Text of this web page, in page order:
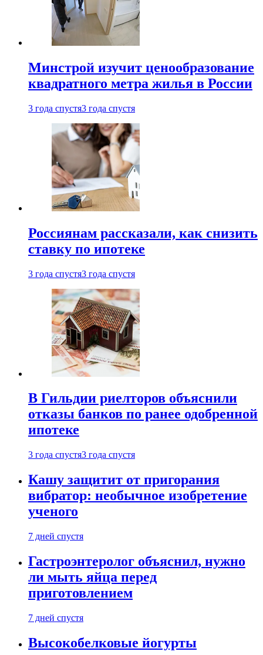
Минстрой изучит ценообразование
квадратного метра жилья в России
3 года спустя3 года спустя
Россиянам рассказали, как снизить
ставку по ипотеке
3 года спустя3 года спустя
В Гильдии риелторов объяснили
отказы банков по ранее одобренной
ипотеке
3 года спустя3 года спустя
Кашу защитит от пригорания
вибратор: необычное изобретение
ученого
7 дней спустя
Гастроэнтеролог объяснил, нужно
ли мыть яйца перед
приготовлением
7 дней спустя
Высокобелковые йогурты